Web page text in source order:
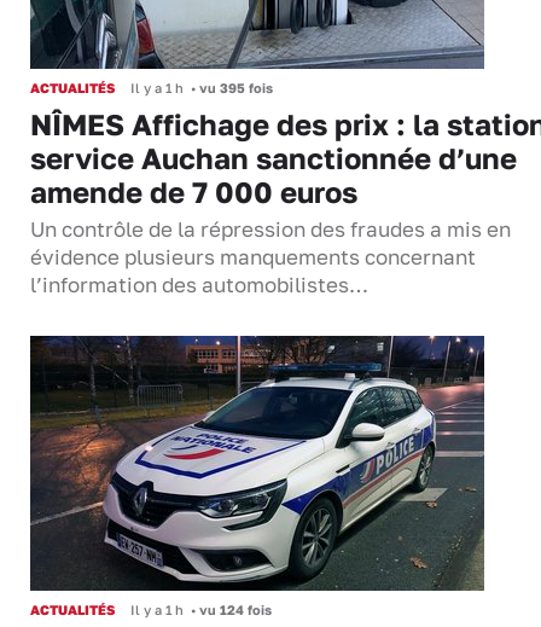
ACTUALITÉS Il y a 1 h • vu 395 fois
NÎMES Affichage des prix : la
service Auchan sanctionnée d’une
amende de 7 000 euros
Un contrôle de la répression des fraudes a mis en
évidence plusieurs manquements concernant
l’information des automobilistes…
ACTUALITÉS Il y a 1 h • vu 124 fois